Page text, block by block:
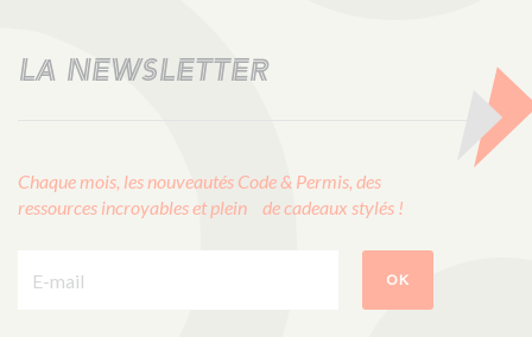
LA NEWSLETTER
Chaque mois, les nouveautés Code & Permis, des
ressources incroyables et plein de cadeaux stylés !
OK